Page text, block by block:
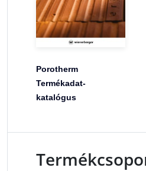
Porotherm
Termékadat-
katalógus